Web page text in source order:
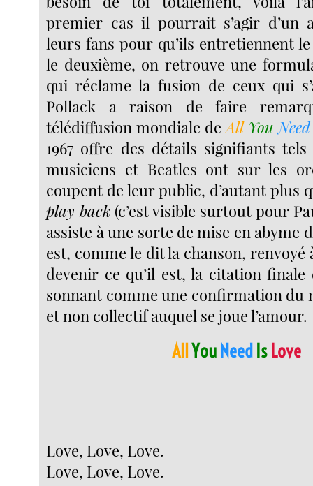
premier cas il pourrait s’agir d’un
leurs fans pour qu’ils entretiennent
le deuxième, on retrouve une
qui réclame la fusion de ceux qui
Pollack a raison de faire
télédiffusion mondiale deAll You
1967 offre des détails signifiants tels
musiciens et Beatles ont sur les
coupent de leur public, d’autant plus
play back (c’est visible surtout pour
assiste à une sorte de mise en abyme
est, comme le dit la chanson,
devenir ce qu’il est, la citation
sonnant comme une confirmation du
et non collectif auquel se joue l’amour.
All You Need Is Love
Love, Love, Love.
Love, Love, Love.